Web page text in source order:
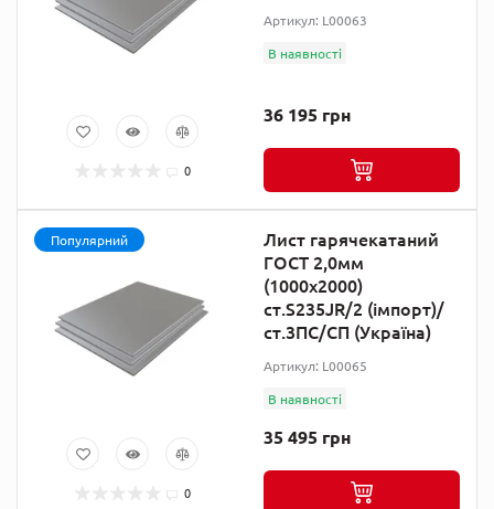
0
Артикул: L00063
В наявності
36 195 грн
Популярний
0
Лист гарячекатаний
ГОСТ 2,0мм
(1000х2000)
ст.S235JR/2 (імпорт)/
ст.3ПС/СП (Україна)
Артикул: L00065
В наявності
35 495 грн